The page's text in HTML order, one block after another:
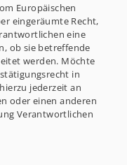
Europäischen
eingeräumte Recht,
eine
ob sie betreffende
werden. Möchte
in
jederzeit an
oder einen anderen
Verantwortlichen